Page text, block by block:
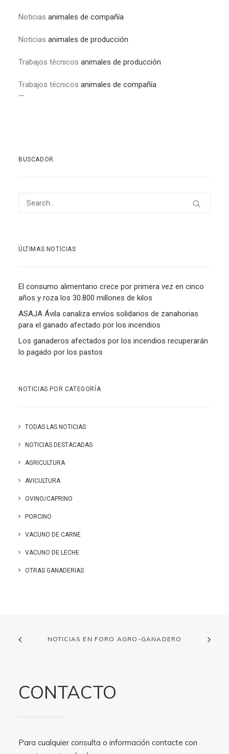
Noticias animales de compañía
Noticias animales de producción
Trabajos técnicos animales de producción
Trabajos técnicos animales de compañía
—
BUSCADOR
ÚLTIMAS NOTICIAS
El consumo alimentario crece por primera vez en cinco
años y roza los 30.800 millones de kilos
ASAJA Ávila canaliza envíos solidarios de zanahorias
para el ganado afectado por los incendios
Los ganaderos afectados por los incendios recuperarán
lo pagado por los pastos
NOTICIAS POR CATEGORÍA
TODAS LAS NOTICIAS
NOTICIAS DESTACADAS
AGRICULTURA
AVICULTURA
OVINO/CAPRINO
PORCINO
VACUNO DE CARNE
VACUNO DE LECHE
OTRAS GANADERIAS
NOTICIAS EN FORO AGRO-GANADERO
CONTACTO
Para cualquier consulta o información contacte con